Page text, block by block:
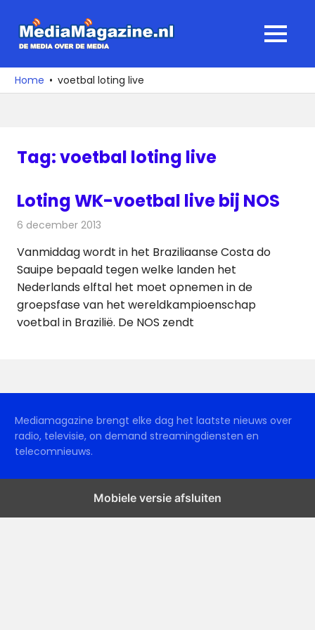
naar
media
over
MENU
Home voetbal loting live
Tag:voetbal loting live
Loting WK-voetbal live bij NOS
6 december 2013
Vanmiddag wordt in het Braziliaanse Costa do
Sauipe bepaald tegen welke landen het
Nederlands elftal het moet opnemen in de
groepsfase van het wereldkampioenschap
voetbal in Brazilië. De NOS zendt
Mediamagazine brengt elke dag het laatste nieuws over
radio, televisie, on demand streamingdiensten en
telecomnieuws.
Mobiele versie afsluiten